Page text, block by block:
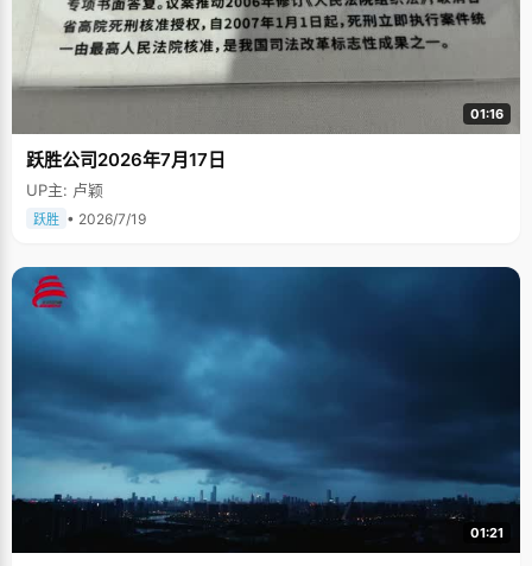
01:16
跃胜公司2026年7月17日
UP主: 卢颖
跃胜 • 2026/7/19
01:21